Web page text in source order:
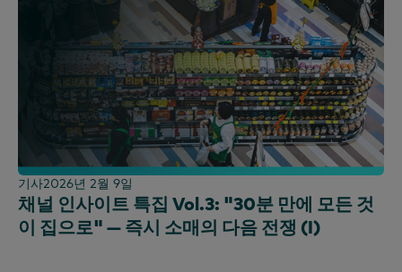
기사2026년 2월 9일
채널 인사이트 특집 Vol.3: "30분 만에 모든 것
이 집으로" — 즉시 소매의 다음 전쟁 (I)